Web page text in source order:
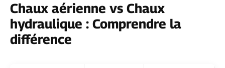
Chaux aérienne vs Chaux
hydraulique : Comprendre la
différence